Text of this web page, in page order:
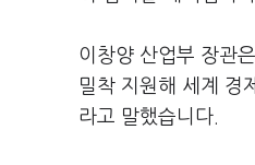
이창양 산업부 장관
밀착 지원해 세계 경
라고 말했습니다.